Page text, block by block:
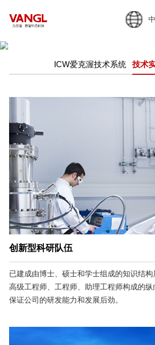
ICW爱克渥技术系统 技术
创新型科研队伍
已建成由博士、硕士和学士组成的知识结
高级工程师、工程师、助理工程师构成的
保证公司的研发能力和发展后劲。